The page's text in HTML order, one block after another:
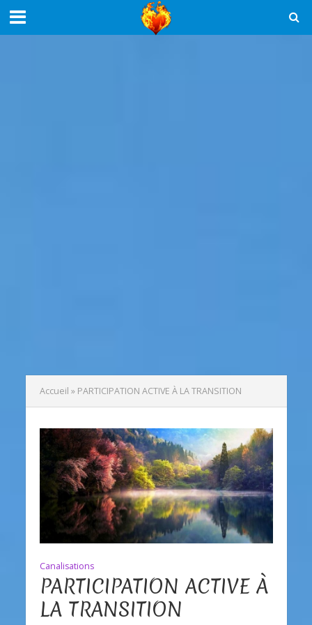
Accueil » PARTICIPATION ACTIVE À LA TRANSITION
Canalisations
PARTICIPATION ACTIVE À
LA TRANSITION